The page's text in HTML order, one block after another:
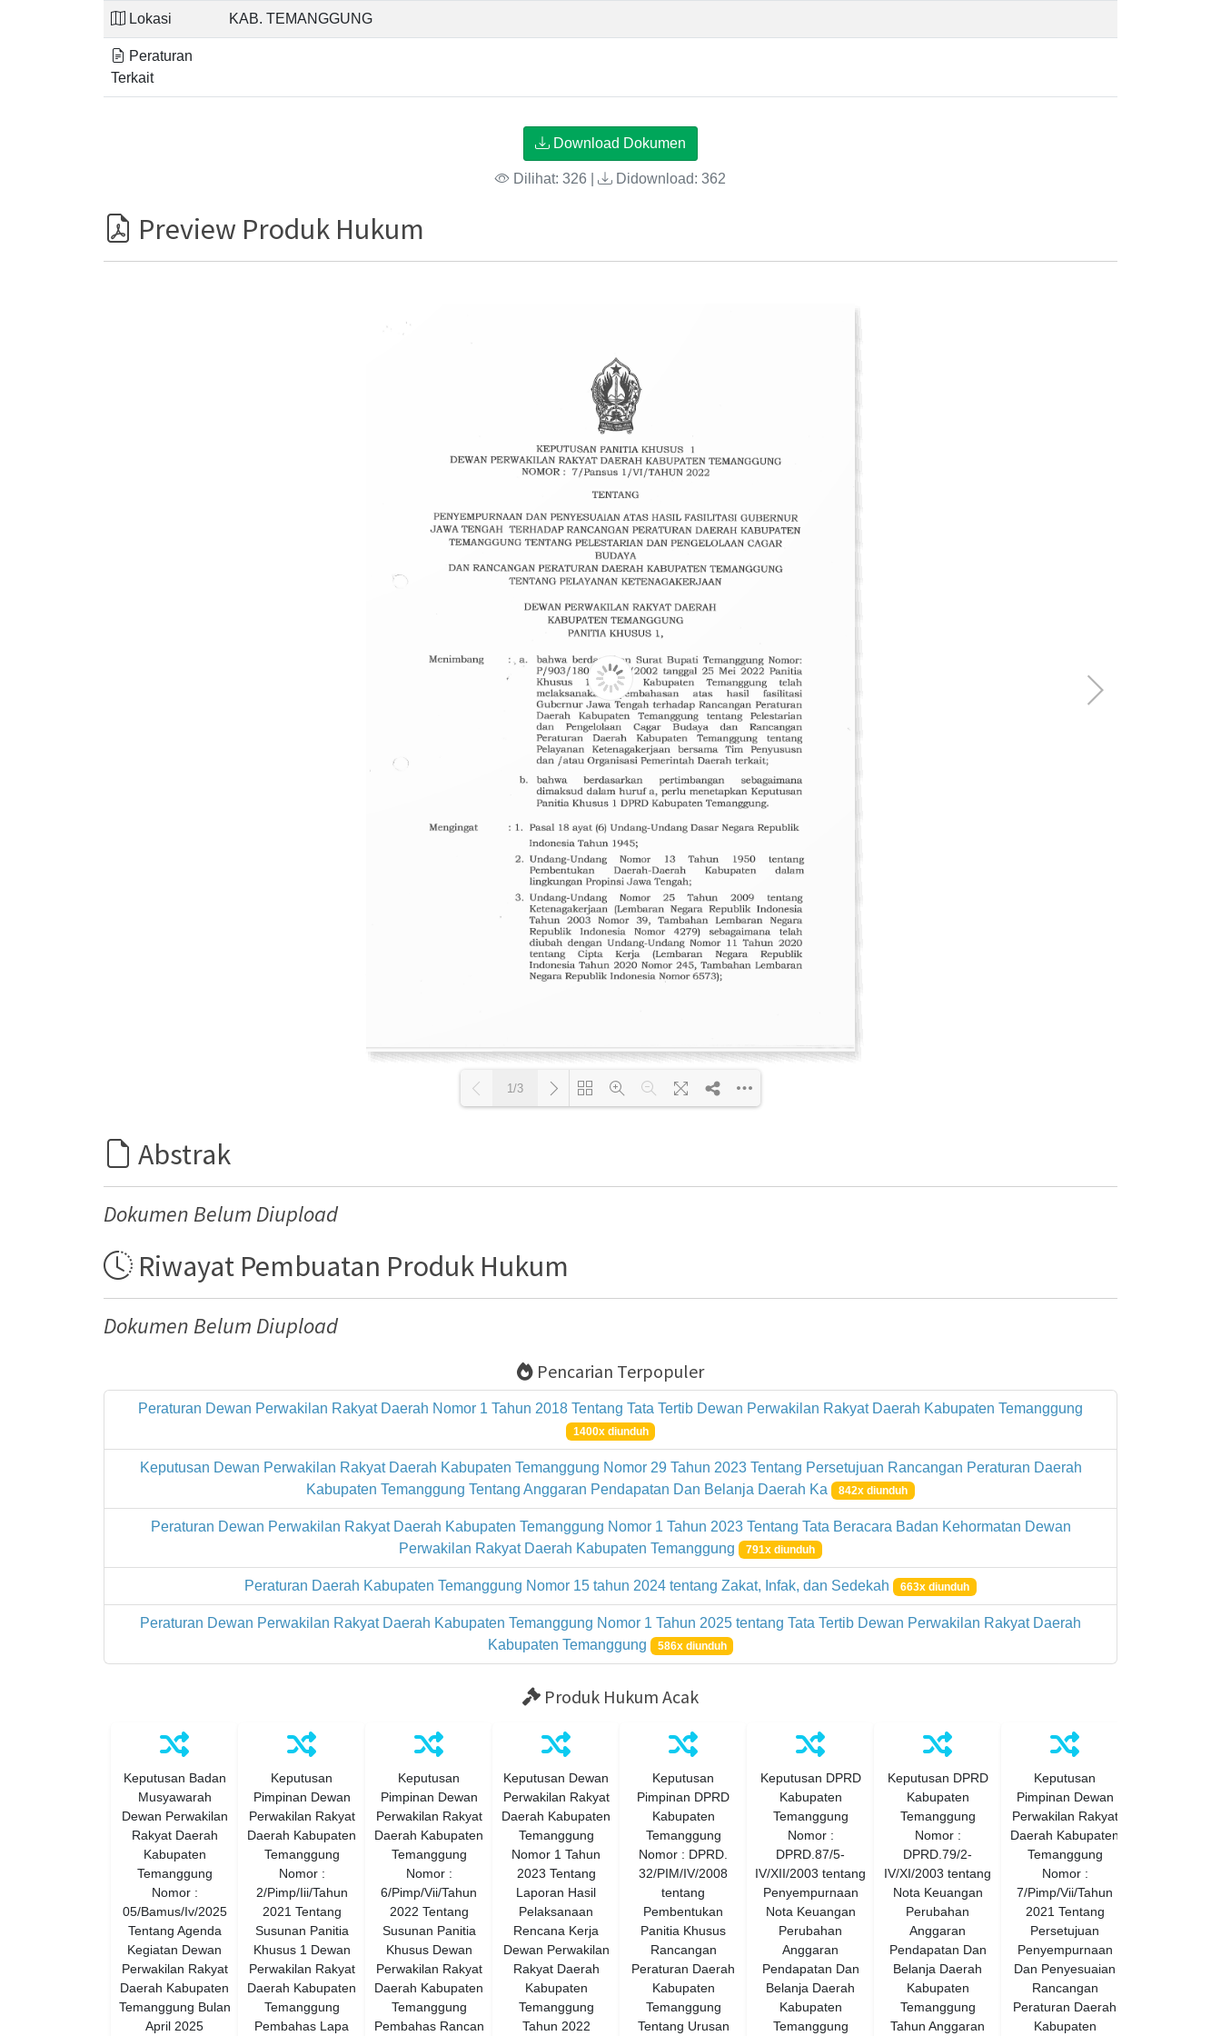
Lokasi KAB. TEMANGGUNG
Peraturan
Terkait
Download Dokumen
Dilihat: 326 | Didownload: 362
Preview Produk Hukum
1/3
Abstrak
Dokumen Belum Diupload
Riwayat Pembuatan Produk Hukum
Dokumen Belum Diupload
Pencarian Terpopuler
Peraturan Dewan Perwakilan Rakyat Daerah Nomor 1 Tahun 2018 Tentang Tata Tertib Dewan Perwakilan Rakyat Daerah Kabupaten Temanggung
1400x diunduh
Keputusan Dewan Perwakilan Rakyat Daerah Kabupaten Temanggung Nomor 29 Tahun 2023 Tentang Persetujuan Rancangan Peraturan Daerah
Kabupaten Temanggung Tentang Anggaran Pendapatan Dan Belanja Daerah Ka 842x diunduh
Peraturan Dewan Perwakilan Rakyat Daerah Kabupaten Temanggung Nomor 1 Tahun 2023 Tentang Tata Beracara Badan Kehormatan Dewan
Perwakilan Rakyat Daerah Kabupaten Temanggung 791x diunduh
Peraturan Daerah Kabupaten Temanggung Nomor 15 tahun 2024 tentang Zakat, Infak, dan Sedekah 663x diunduh
Peraturan Dewan Perwakilan Rakyat Daerah Kabupaten Temanggung Nomor 1 Tahun 2025 tentang Tata Tertib Dewan Perwakilan Rakyat Daerah
Kabupaten Temanggung
586x diunduh
Produk Hukum Acak
Keputusan Badan
Musyawarah
Dewan Perwakilan
Rakyat Daerah
Kabupaten
Temanggung
Nomor :
05/Bamus/Iv/2025
Tentang Agenda
Kegiatan Dewan
Perwakilan Rakyat
Daerah Kabupaten
Temanggung Bulan
April 2025
Keputusan
Pimpinan Dewan
Perwakilan Rakyat
Daerah Kabupaten
Temanggung
Nomor :
2/Pimp/Iii/Tahun
2021 Tentang
Susunan Panitia
Khusus 1 Dewan
Perwakilan Rakyat
Daerah Kabupaten
Temanggung
Pembahas Lapa
Keputusan
Pimpinan Dewan
Perwakilan Rakyat
Daerah Kabupaten
Temanggung
Nomor :
6/Pimp/Vii/Tahun
2022 Tentang
Susunan Panitia
Khusus Dewan
Perwakilan Rakyat
Daerah Kabupaten
Temanggung
Pembahas Rancan
Keputusan Dewan
Perwakilan Rakyat
Daerah Kabupaten
Temanggung
Nomor 1 Tahun
2023 Tentang
Laporan Hasil
Pelaksanaan
Rencana Kerja
Dewan Perwakilan
Rakyat Daerah
Kabupaten
Temanggung
Tahun 2022
Keputusan
Pimpinan DPRD
Kabupaten
Temanggung
Nomor : DPRD.
32/PIM/IV/2008
tentang
Pembentukan
Panitia Khusus
Rancangan
Peraturan Daerah
Kabupaten
Temanggung
Tentang Urusan
Keputusan DPRD
Kabupaten
Temanggung
Nomor :
DPRD.87/5-
IV/XII/2003 tentang
Penyempurnaan
Nota Keuangan
Perubahan
Anggaran
Pendapatan Dan
Belanja Daerah
Kabupaten
Temanggung
Keputusan DPRD
Kabupaten
Temanggung
Nomor :
DPRD.79/2-
IV/XI/2003 tentang
Nota Keuangan
Perubahan
Anggaran
Pendapatan Dan
Belanja Daerah
Kabupaten
Temanggung
Tahun Anggaran
Keputusan
Pimpinan Dewan
Perwakilan Rakyat
Daerah Kabupaten
Temanggung
Nomor :
7/Pimp/Vii/Tahun
2021 Tentang
Persetujuan
Penyempurnaan
Dan Penyesuaian
Rancangan
Peraturan Daerah
Kabupaten